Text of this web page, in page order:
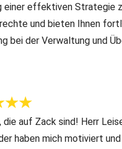
einer effektiven Strategie
und bieten Ihnen
bei der Verwaltung und
die auf Zack sind! Herr
haben mich motiviert